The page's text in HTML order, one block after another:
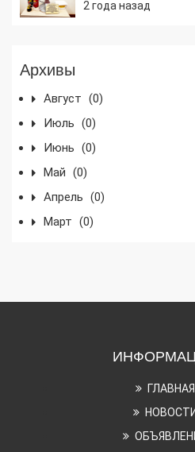
2 года назад
Архивы
Август (0)
Июль (0)
Июнь (0)
Май (0)
Апрель (0)
Март (0)
ГЛАВНАЯ